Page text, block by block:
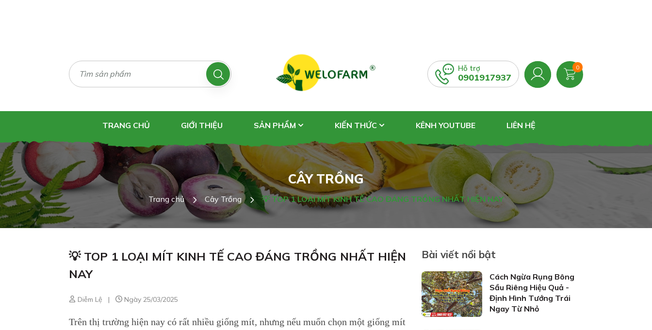
Hỗ trợ
0901917937
0
TRANG CHỦ GIỚI THIỆU SẢN PHẨM KIẾN THỨC KÊNH YOUTUBE LIÊN HỆ
CÂY TRỒNG
Trang chủ Cây Trồng 💡 TOP 1 LOẠI MÍT KINH TẾ CAO ĐÁNG TRỒNG NHẤT HIỆN NAY
💡 TOP 1 LOẠI MÍT KINH TẾ CAO ĐÁNG TRỒNG NHẤT HIỆN
NAY
Diễm Lệ | Ngày 25/03/2025
Trên thị trường hiện nay có rất nhiều giống mít, nhưng nếu muốn chọn một giống mít
Bài viết nổi bật
Cách Ngừa Rụng Bông
Sầu Riêng Hiệu Quả -
Định Hình Tướng Trái
Ngay Từ Nhỏ